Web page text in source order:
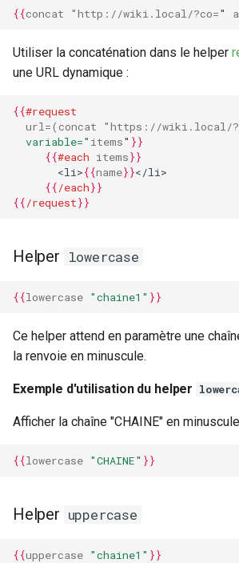
{{concat "http://wiki.local/?co="
Utiliser la concaténation dans le helper
une URL dynamique :
{{#request
url=(concat "https://wiki.local/
  variable="
items" }}
{{#each items}}
       <li>
{{name}}</li>
{{/each}}
{{/request}}
Helper lowercase
{{lowercase "chaine1" }}
Ce helper attend en paramètre une
la renvoie en minuscule.
Exemple d'utilisation du helper
Afficher la chaîne "CHAINE" en
{{lowercase "CHAINE" }}
Helper uppercase
{{uppercase "chaine1" }}